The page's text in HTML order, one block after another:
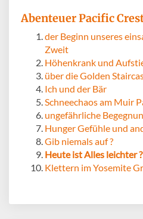
Abenteuer Pacific
der Beginn unseres
Zweit
Höhenkrank und
über die Golden
Ich und der Bär
Schneechaos am Muir
ungefährliche
Hunger Gefühle und
Gib niemals auf ?
Heute ist Alles leichter ?
Klettern im Yosemite